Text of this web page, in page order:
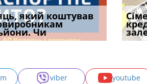
встановив для
шкоди
апостиль:
який коштував
Чи
Огляд
опублі
потрібна ФОП
у 2026 році:
засто
viber youtube